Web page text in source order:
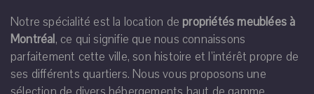
Notre spécialité est la location de propriétés meublées à
Montréal, ce qui signifie que nous connaissons
parfaitement cette ville, son histoire et l’intérêt propre de
ses différents quartiers. Nous vous proposons une